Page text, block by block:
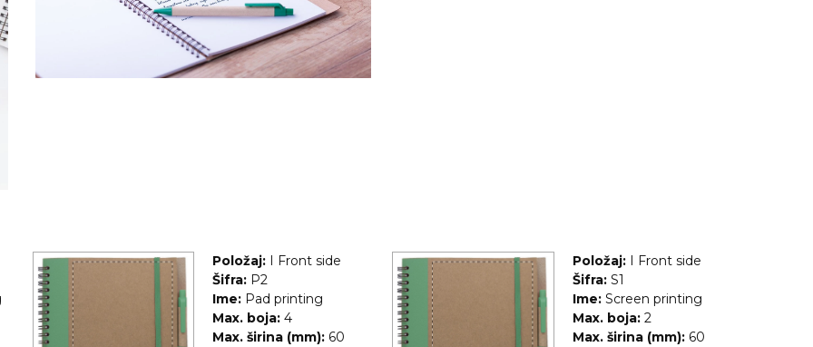
Položaj: I Front side
Šifra: P2
Ime: Pad printing
Max. boja: 4
Max. širina (mm): 60
Položaj: I Front side
Šifra: S1
Ime: Screen printing
Max. boja: 2
Max. širina (mm): 60